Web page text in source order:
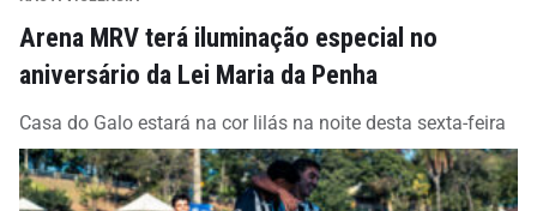
Arena MRV terá iluminação especial no
aniversário da Lei Maria da Penha
Casa do Galo estará na cor lilás na noite desta sexta-feira